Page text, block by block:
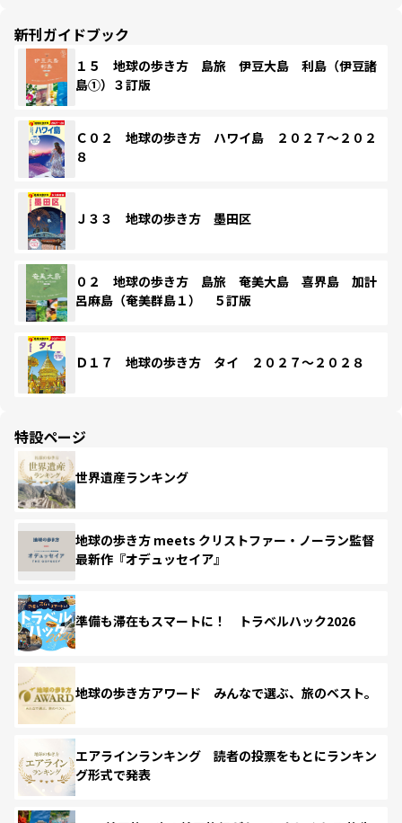
新刊ガイドブック
１５ 地球の歩き方 島旅 伊豆大島 利島（伊豆諸
島①）３訂版
Ｃ０２ 地球の歩き方 ハワイ島 ２０２７～２０２
８
Ｊ３３ 地球の歩き方 墨田区
０２ 地球の歩き方 島旅 奄美大島 喜界島 加計
呂麻島（奄美群島１） ５訂版
Ｄ１７ 地球の歩き方 タイ ２０２７～２０２８
特設ページ
世界遺産ランキング
地球の歩き方 meets クリストファー・ノーラン監督
最新作『オデュッセイア』
準備も滞在もスマートに！ トラベルハック2026
地球の歩き方アワード みんなで選ぶ、旅のベスト。
エアラインランキング 読者の投票をもとにランキン
グ形式で発表